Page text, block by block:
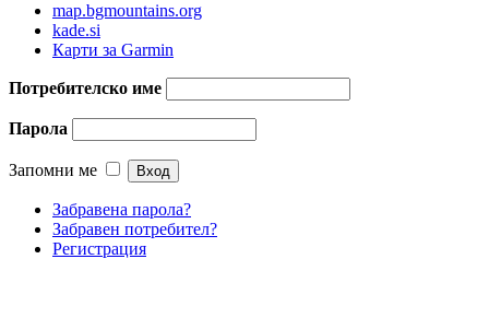
map.bgmountains.org
kade.si
Карти за Garmin
Потребителско име
Парола
Запомни ме
Забравена парола?
Забравен потребител?
Регистрация